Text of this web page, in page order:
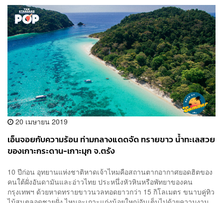
20 เมษายน 2019
เอ็นจอยกับความร้อน ท่ามกลางแดดจัด ทรายขาว น้ำทะเลสวย
ของเกาะกระดาน-เกาะมุก จ.ตรัง
10 ปีก่อน อุทยานแห่งชาติหาดเจ้าไหมคือสถานตากอากาศยอดฮิตของ
คนใต้ฝั่งอันดามันและอ่าวไทย ประหนึ่งหัวหินหรือพัทยาของคน
กรุงเทพฯ ด้วยหาดทรายขาวนวลทอดยาวกว่า 15 กิโลเมตร ขนาบคู่ทิว